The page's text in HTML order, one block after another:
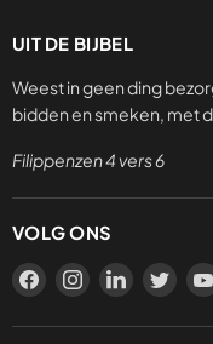
UIT DE BIJBEL
Weest in geen ding
bidden en smeken, met
Filippenzen 4 vers 6
VOLG ONS
Vind Vind Vind Vind